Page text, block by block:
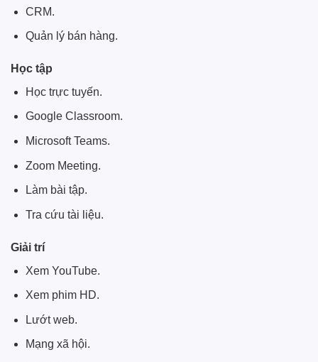
CRM.
Quản lý bán hàng.
Học tập
Học trực tuyến.
Google Classroom.
Microsoft Teams.
Zoom Meeting.
Làm bài tập.
Tra cứu tài liệu.
Giải trí
Xem YouTube.
Xem phim HD.
Lướt web.
Mạng xã hội.